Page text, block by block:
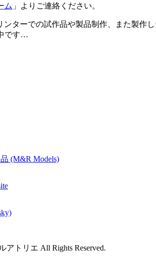
ム 」よりご連絡ください。
ターでの試作品や製品制作、また製作
です…
(M&R Models)
トリエ All Rights Reserved.